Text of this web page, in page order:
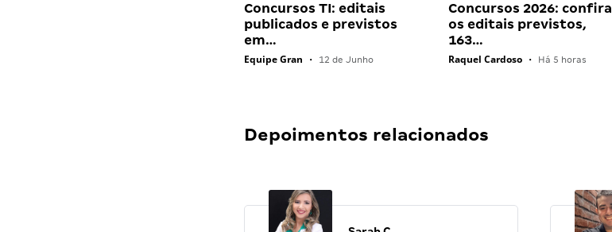
Concursos TI: editais
publicados e previstos
em…
Equipe Gran • 12 de Junho
Concursos 2026: confira
os editais previstos,
163…
Raquel Cardoso • Há 5 horas
Depoimentos relacionados